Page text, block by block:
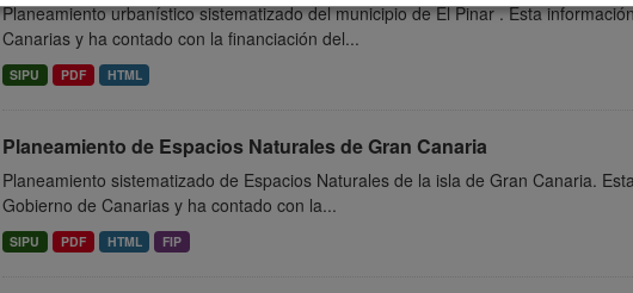
Planeamiento urbanístico sistematizado del municipio de El Pinar . Esta
Canarias y ha contado con la financiación del...
SIPU PDF HTML
Planeamiento de Espacios Naturales de Gran Canaria
Planeamiento sistematizado de Espacios Naturales de la isla de Gran Canaria.
Gobierno de Canarias y ha contado con la...
SIPU PDF HTML FIP